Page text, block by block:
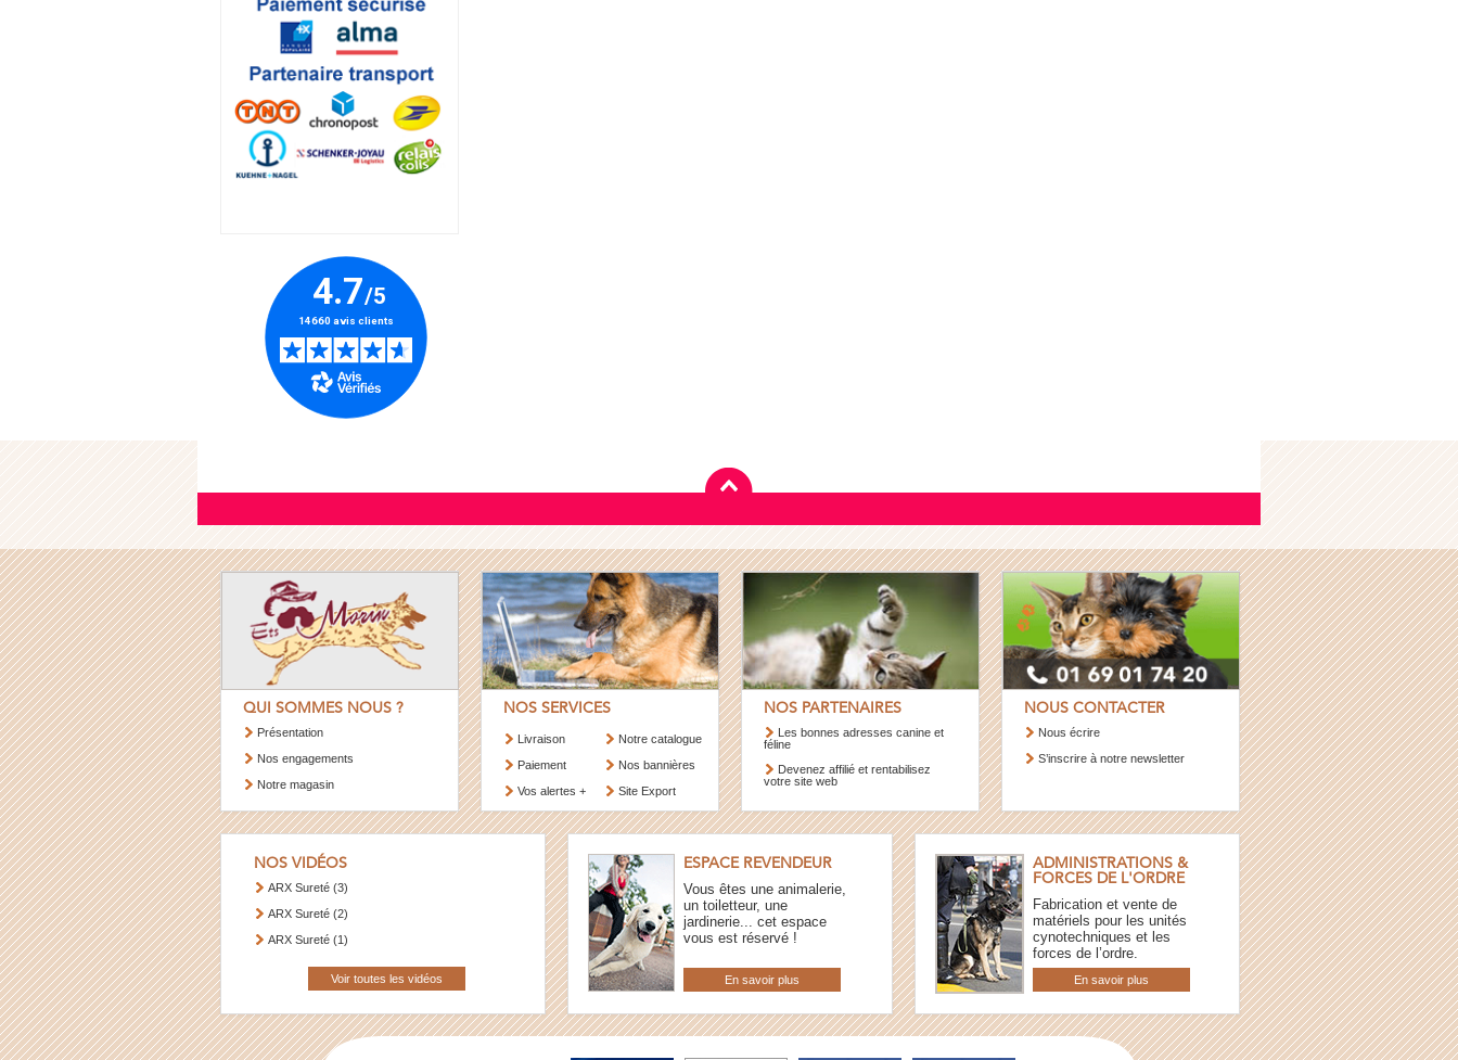
QUI SOMMES NOUS ?
Présentation
Nos engagements
Notre magasin
NOS SERVICES
Livraison
Paiement
Vos alertes +
Notre catalogue
Nos bannières
Site Export
NOS PARTENAIRES
Les bonnes adresses canine et
féline
Devenez affilié et rentabilisez
votre site web
NOUS CONTACTER
Nous écrire
S’inscrire à notre newsletter
NOS VIDÉOS
ARX Sureté (3)
ARX Sureté (2)
ARX Sureté (1)
Voir toutes les vidéos
ESPACE REVENDEUR
Vous êtes une animalerie,
un toiletteur, une
jardinerie... cet espace
vous est réservé !
En savoir plus
ADMINISTRATIONS &
FORCES DE L'ORDRE
Fabrication et vente de
matériels pour les unités
cynotechniques et les
forces de l’ordre.
En savoir plus